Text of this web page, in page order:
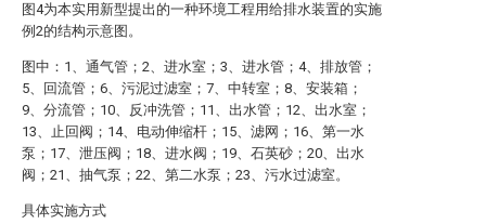
图4为本实用新型提出的一种环境工程用给排水装置的实施
例2的结构示意图。
图中：1、通气管；2、进水室；3、进水管；4、排放管；
5、回流管；6、污泥过滤室；7、中转室；8、安装箱；
9、分流管；10、反冲洗管；11、出水管；12、出水室；
13、止回阀；14、电动伸缩杆；15、滤网；16、第一水
泵；17、泄压阀；18、进水阀；19、石英砂；20、出水
阀；21、抽气泵；22、第二水泵；23、污水过滤室。
具体实施方式